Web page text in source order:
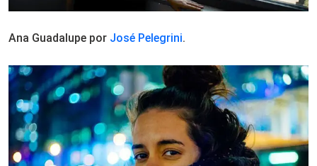
Ana Guadalupe por José Pelegrini.